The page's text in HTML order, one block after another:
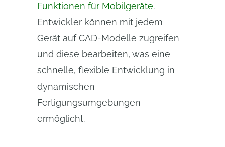
Funktionen für Mobilgeräte.
Entwickler können mit jedem
Gerät auf CAD-Modelle zugreifen
und diese bearbeiten, was eine
schnelle, flexible Entwicklung in
dynamischen
Fertigungsumgebungen
ermöglicht.